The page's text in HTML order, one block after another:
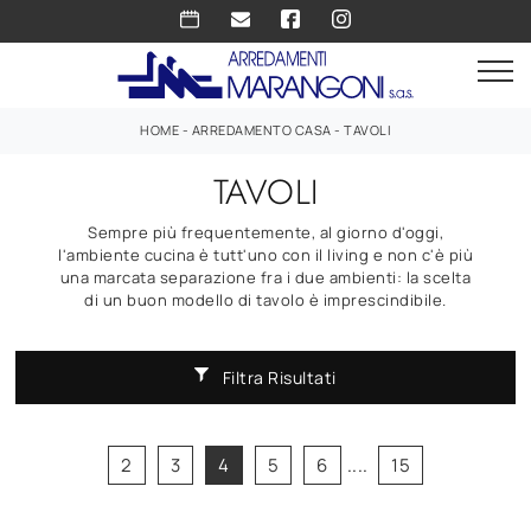
HOME - ARREDAMENTO CASA - TAVOLI
TAVOLI
Sempre più frequentemente, al giorno d'oggi,
l'ambiente cucina è tutt'uno con il living e non c'è più
una marcata separazione fra i due ambienti: la scelta
di un buon modello di tavolo è imprescindibile.
Filtra Risultati
2 3 4 5 6 .... 15